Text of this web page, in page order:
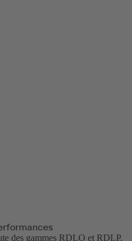
des gammes RDLO et RDLP,